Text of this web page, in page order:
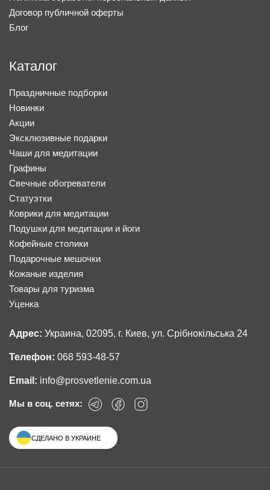
Договор публичной оферты
Блог
Каталог
Праздничные подборки
Новинки
Акции
Эксклюзивные подарки
Чаши для медитации
Графины
Свечные обогреватели
Статуэтки
Коврики для медитации
Подушки для медитации и йоги
Кофейные столики
Подарочные мешочки
Кожаные изделия
Товары для туризма
Уценка
Адрес: Украина, 02095, г. Киев, ул. Срібнокільська 24
Телефон: 068 593-48-57
Email: info@prosvetlenie.com.ua
Мы в соц. сетях:
СДЕЛАНО В УКРАИНЕ